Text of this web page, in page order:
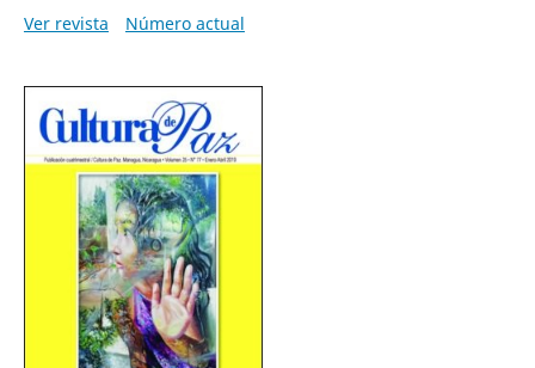
Ver revista
Número actual